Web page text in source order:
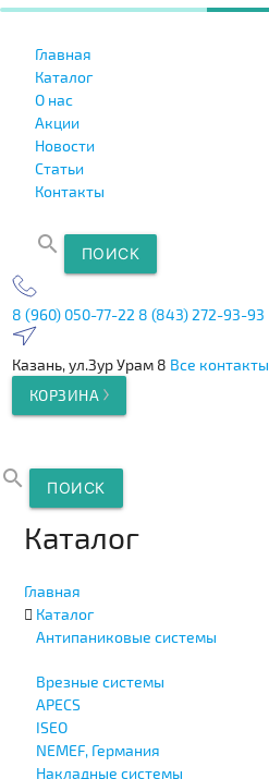
Главная
Каталог
О нас
Акции
Новости
Статьи
Контакты
search ПОИСК
8 (960) 050-77-22 8 (843) 272-93-93
Казань, ул.Зур Урам 8 Все контакты
КОРЗИНА
search ПОИСК
Каталог
Главная
Каталог
Антипаниковые системы
Врезные системы
APECS
ISEO
NEMEF, Германия
Накладные системы